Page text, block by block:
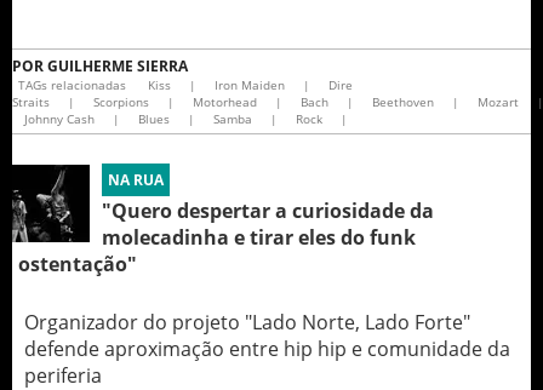
PORGUILHERME SIERRA
TAGs relacionadas Kiss | Iron Maiden |
Dire
Straits
| Scorpions | Motorhead | Bach | Beethoven | Mozart
|
Johnny Cash
| Blues | Samba | Rock |
NA RUA
"Quero despertar a curiosidade da
molecadinha e tirar eles do funk
ostentação"
Organizador do projeto "Lado Norte, Lado Forte"
defende aproximação entre hip hip e comunidade da
periferia